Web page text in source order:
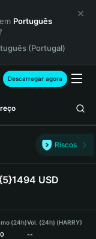
Português
(Portugal)
Descarregar agora
Riscos
USD
(24h)Vol. (24h) (HARRY)
--